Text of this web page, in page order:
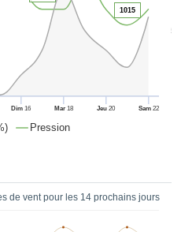
Pression
50
Dim 16 Mar18 Jeu 20 Sam22
1015
de vent pour les 14 prochains jours